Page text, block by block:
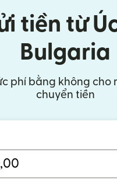
tiền từ
Bulgaria
phí bằng không cho
chuyển tiền